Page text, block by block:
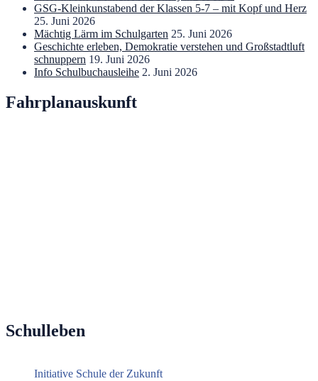
GSG-Kleinkunstabend der Klassen 5-7 – mit Kopf und Herz
25. Juni 2026
Mächtig Lärm im Schulgarten 25. Juni 2026
Geschichte erleben, Demokratie verstehen und Großstadtluft
schnuppern 19. Juni 2026
Info Schulbuchausleihe 2. Juni 2026
Fahrplanauskunft
Schulleben
Initiative Schule der Zukunft